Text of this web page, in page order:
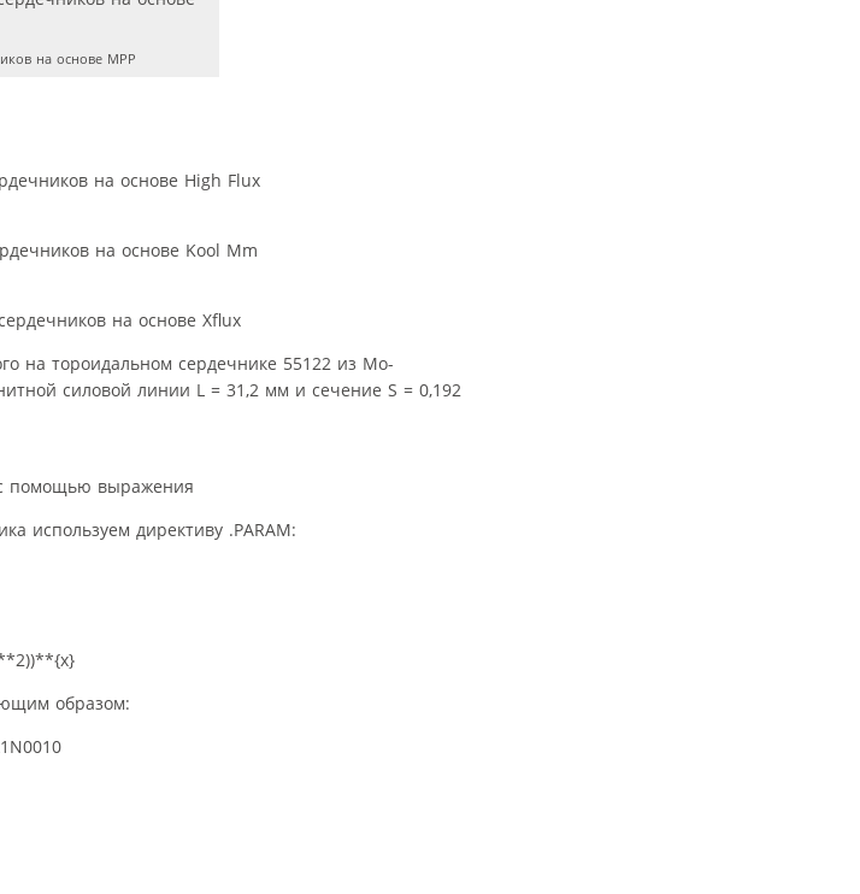
на основе MPP
на основе High Flux
на основе Kool Mm
на основе Xflux
на тороидальном сердечнике 55122 из Mo-
силовой линии L = 31,2 мм и сечение S = 0,192
помощью выражения
используем директиву .PARAM:
образом: